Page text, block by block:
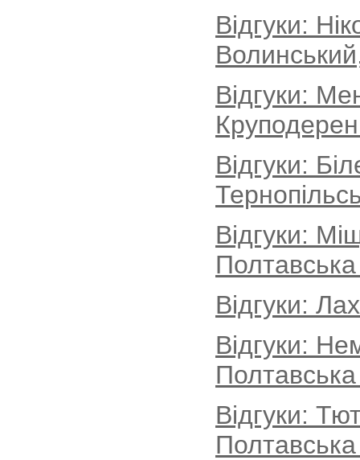
Відгуки:
Відгуки:
Відгуки:
Відгуки:
Відгуки:
Відгуки:
Відгуки: